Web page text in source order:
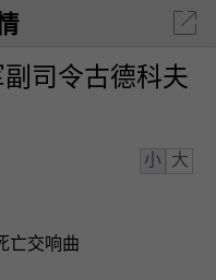
司令古德科夫
小 大
亡交响曲